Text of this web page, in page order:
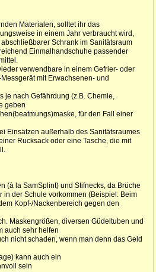
Materialen, solltet ihr das
in einem Jahr verbraucht wird,
Schrank im Sanitätsraum
Einmalhandschuhe passender
verwendbare in einem Gefrier- oder
mit Erwachsenen- und
je nach Gefährdung (z.B. Chemie,
geben
für den Fall einer
Einsätzen außerhalb des Sanitätsraumes
Rucksack oder eine Tasche, die mit
(à la SamSplint) und Stifnecks, da Brüche
in der Schule vorkommen (Beispiel: Beim
Kopf-/Nackenbereich gegen den
Maskengrößen, diversen Güdeltuben und
auch sehr helfen
nicht schaden, wenn man denn das Geld
kann auch ein
sein